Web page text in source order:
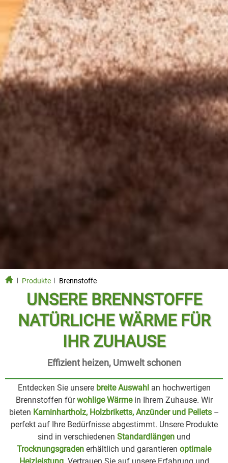
Produkte Brennstoffe
UNSERE BRENNSTOFFE
NATÜRLICHE WÄRME FÜR
IHR ZUHAUSE
Effizient heizen, Umwelt schonen
Entdecken Sie unsere breite Auswahlan hochwertigen
Brennstoffen fürwohlige Wärmein Ihrem Zuhause. Wir
bieten Kaminhartholz, Holzbriketts, Anzünder und Pellets–
perfekt auf Ihre Bedürfnisse abgestimmt. Unsere Produkte
sind in verschiedenen Standardlängen und
Trocknungsgraden erhältlich und garantieren optimale